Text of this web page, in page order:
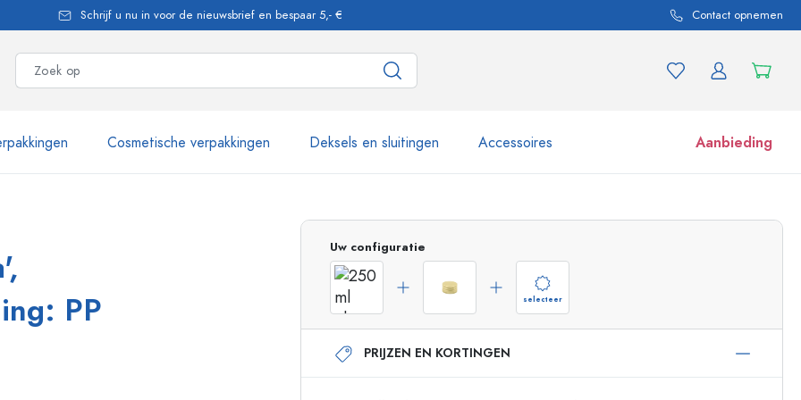
Schrijf u nu in voor de nieuwsbrief en bespaar 5,- € Contact opnemen
Cosmetische verpakkingen Deksels en sluitingen Accessoires Aanbieding
Glazen flessen 750 ml
Glazen flessen 1000 ml
Potten e potjes
Ontdek nu
Nu winkelen
PP
Uw configuratie
selecteer
PRIJZEN EN KORTINGEN